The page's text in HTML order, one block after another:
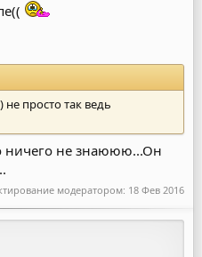
просто так ведь
ничего не знаююю...Он
модератором: 18 Фев 2016